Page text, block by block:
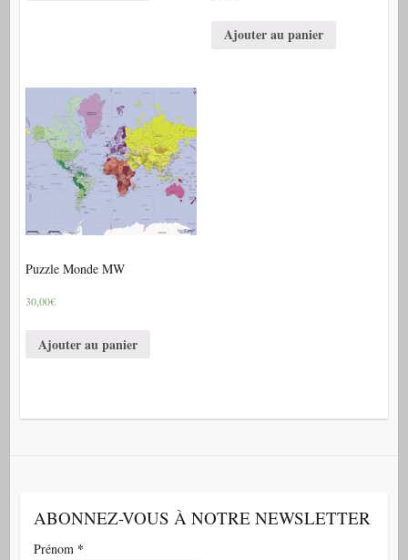
Ajouter au panier
Puzzle Monde MW
30,00€
Ajouter au panier
ABONNEZ-VOUS À NOTRE NEWSLETTER
Prénom *